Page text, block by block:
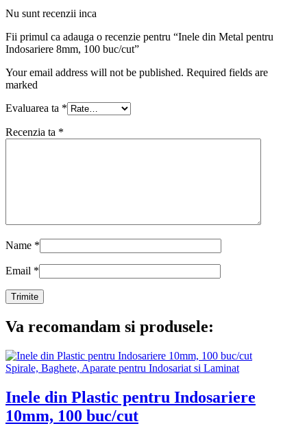
Nu sunt recenzii inca
Fii primul ca adauga o recenzie pentru “Inele din Metal pentru
Indosariere 8mm, 100 buc/cut”
Your email address will not be published. Required fields are
marked
Evaluarea ta *
Recenzia ta *
Name *
Email *
Va recomandam si produsele:
Spirale, Baghete, Aparate pentru Indosariat si Laminat
Inele din Plastic pentru Indosariere
10mm, 100 buc/cut